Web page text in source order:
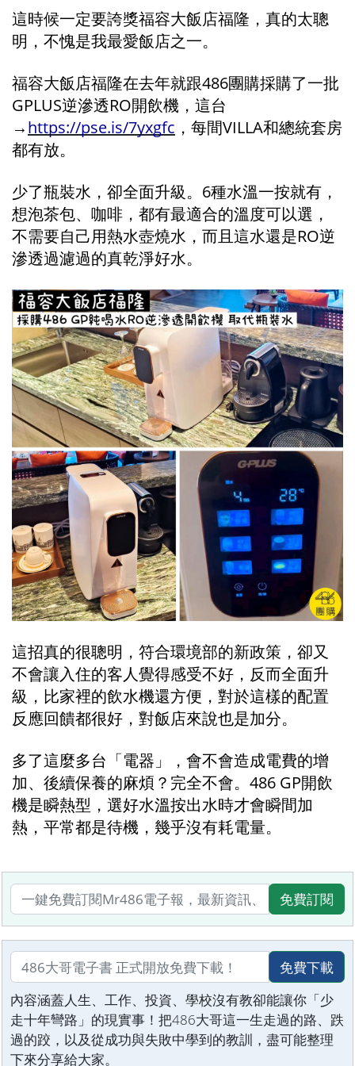
這時候一定要誇獎福容大飯店福隆，真的太聰
明，不愧是我最愛飯店之一。
福容大飯店福隆在去年就跟486團購採購了一批
GPLUS逆滲透RO開飲機，這台
→https://pse.is/7yxgfc ，每間VILLA和總統套房
都有放。
少了瓶裝水，卻全面升級。6種水溫一按就有，
想泡茶包、咖啡，都有最適合的溫度可以選，
不需要自己用熱水壺燒水，而且這水還是RO逆
滲透過濾過的真乾淨好水。
這招真的很聰明，符合環境部的新政策，卻又
不會讓入住的客人覺得感受不好，反而全面升
級，比家裡的飲水機還方便，對於這樣的配置
反應回饋都很好，對飯店來說也是加分。
多了這麼多台「電器」，會不會造成電費的增
加、後續保養的麻煩？完全不會。486 GP開飲
機是瞬熱型，選好水溫按出水時才會瞬間加
熱，平常都是待機，幾乎沒有耗電量。
免費訂閱
免費下載
內容涵蓋人生、工作、投資、學校沒有教卻能讓你「少
走十年彎路」的現實事！把486大哥這一生走過的路、跌
過的跤，以及從成功與失敗中學到的教訓，盡可能整理
下來分享給大家。